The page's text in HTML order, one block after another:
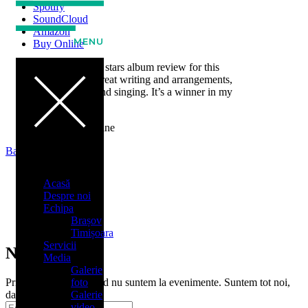
MENU
Acasă
Despre noi
Echipa
Brașov
Timișoara
Servicii
Media
Galerie
foto
Galerie
Spotify
SoundCloud
Amazon
Buy Online
5 out of 5 stars album review for this
album. Great writing and arrangements,
picking and singing. It’s a winner in my
book.
- Sonaar Magazine
Back
Linkedin
Soundcloud
Whatsapp
Newsletter
Primești ce mixăm când nu suntem la evenimente. Suntem tot noi,
dar mai relaxați.